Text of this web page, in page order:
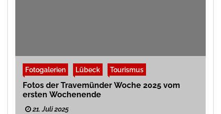
Fotogalerien Lübeck Tourismus
Fotos der Travemünder Woche 2025 vom
ersten Wochenende
21. Juli 2025